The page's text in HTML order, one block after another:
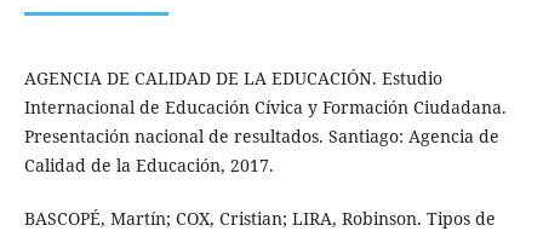
AGENCIA DE CALIDAD DE LA EDUCACIÓN. Estudio
Internacional de Educación Cívica y Formación Ciudadana.
Presentación nacional de resultados. Santiago: Agencia de
Calidad de la Educación, 2017.
BASCOPÉ, Martín; COX, Cristian; LIRA, Robinson. Tipos de